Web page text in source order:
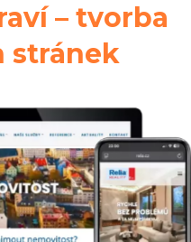
– tvorba
stránek